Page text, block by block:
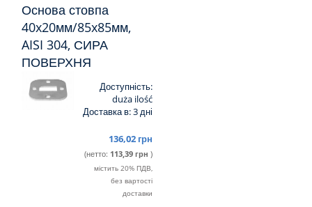
Основа стовпа
40x20мм/85x85мм,
AISI 304, СИРА
ПОВЕРХНЯ
Доступність:
duża ilość
Доставка в:3 дні
136,02 грн
(нетто: 113,39 грн )
містить 20% ПДВ,
без вартості
доставки